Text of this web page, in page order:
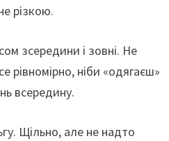
різкою.
зсередини і зовні. Не
рівномірно, ніби «одягаєш»
всередину.
Щільно, але не надто